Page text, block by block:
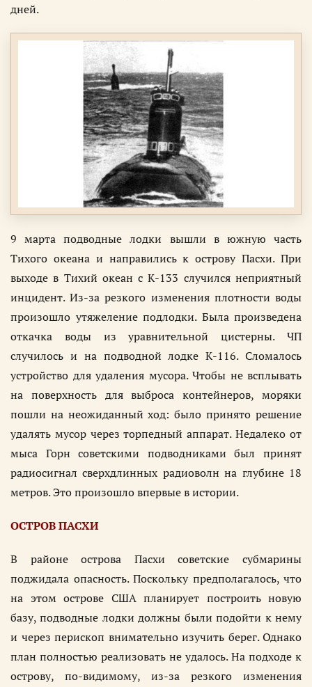
дней.
9 марта подводные лодки вышли в южную часть
Тихого океана и направились к острову Пасхи. При
выходе в Тихий океан с К-133 случился неприятный
инцидент. Из-за резкого изменения плотности воды
произошло утяжеление подлодки. Была произведена
откачка воды из уравнительной цистерны. ЧП
случилось и на подводной лодке К-116. Сломалось
устройство для удаления мусора. Чтобы не всплывать
на поверхность для выброса контейнеров, моряки
пошли на неожиданный ход: было принято решение
удалять мусор через торпедный аппарат. Недалеко от
мыса Горн советскими подводниками был принят
радиосигнал сверхдлинных радиоволн на глубине 18
метров. Это произошло впервые в истории.
ОСТРОВ ПАСХИ
В районе острова Пасхи советские субмарины
поджидала опасность. Поскольку предполагалось, что
на этом острове США планирует построить новую
базу, подводные лодки должны были подойти к нему
и через перископ внимательно изучить берег. Однако
план полностью реализовать не удалось. На подходе к
острову, по-видимому, из-за резкого изменения